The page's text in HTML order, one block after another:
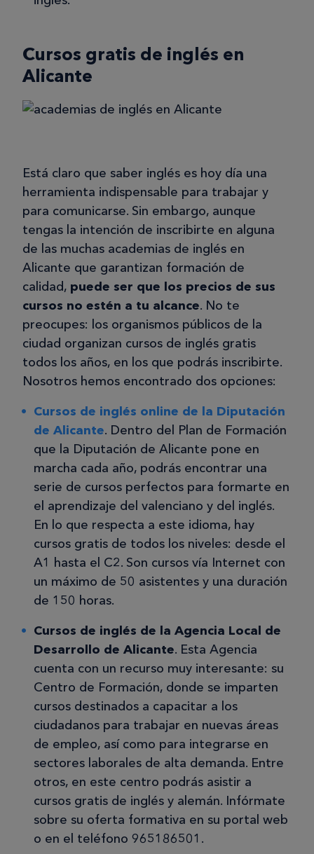
Cursos gratis de inglés en
Alicante
Está claro que saber inglés es hoy día una
herramienta indispensable para trabajar y
para comunicarse. Sin embargo, aunque
tengas la intención de inscribirte en alguna
de las muchas academias de inglés en
Alicante que garantizan formación de
calidad, puede ser que los precios de sus
cursos no estén a tu alcance. No te
preocupes: los organismos públicos de la
ciudad organizan cursos de inglés gratis
todos los años, en los que podrás inscribirte.
Nosotros hemos encontrado dos opciones:
Cursos de inglés online de la Diputación
de Alicante. Dentro del Plan de Formación
que la Diputación de Alicante pone en
marcha cada año, podrás encontrar una
serie de cursos perfectos para formarte en
el aprendizaje del valenciano y del inglés.
En lo que respecta a este idioma, hay
cursos gratis de todos los niveles: desde el
A1 hasta el C2. Son cursos vía Internet con
un máximo de 50 asistentes y una duración
de 150 horas.
Cursos de inglés de la Agencia Local de
Desarrollo de Alicante. Esta Agencia
cuenta con un recurso muy interesante: su
Centro de Formación, donde se imparten
cursos destinados a capacitar a los
ciudadanos para trabajar en nuevas áreas
de empleo, así como para integrarse en
sectores laborales de alta demanda. Entre
otros, en este centro podrás asistir a
cursos gratis de inglés y alemán. Infórmate
sobre su oferta formativa en su portal web
o en el teléfono 965186501.